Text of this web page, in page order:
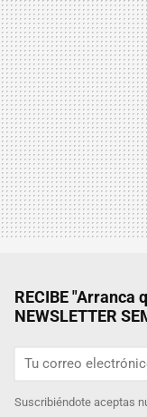
RECIBE "Arranca
NEWSLETTER
Suscribiéndote aceptas